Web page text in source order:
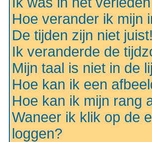
Hoe verander ik mijn
De tijden zijn niet juist!
Ik veranderde de
Mijn taal is niet in de
Hoe kan ik een
Hoe kan ik mijn rang
Waneer ik klik op de
loggen?